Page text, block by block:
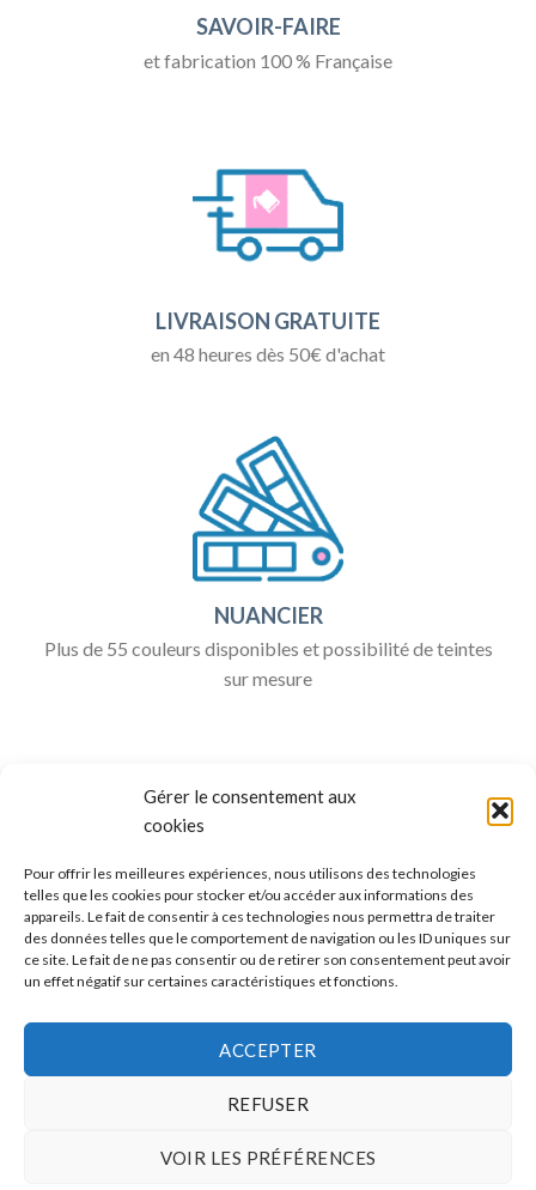
Gérer le consentement aux
cookies
Pour offrir les meilleures expériences, nous utilisons des technologies
telles que les cookies pour stocker et/ou accéder aux informations des
appareils. Le fait de consentir à ces technologies nous permettra de traiter
des données telles que le comportement de navigation ou les ID uniques sur
ce site. Le fait de ne pas consentir ou de retirer son consentement peut avoir
un effet négatif sur certaines caractéristiques et fonctions.
ACCEPTER
REFUSER
VOIR LES PRÉFÉRENCES
SAVOIR-FAIRE
et fabrication 100 % Française
LIVRAISON GRATUITE
en 48 heures dès 50€ d'achat
NUANCIER
Plus de 55 couleurs disponibles et possibilité de teintes
sur mesure
ALLO BOX DÉCO
Une question ?